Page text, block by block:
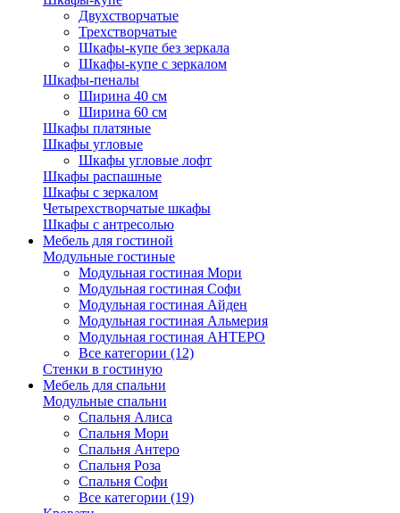
Двухстворчатые
Трехстворчатые
Шкафы-купе без зеркала
Шкафы-купе с зеркалом
Шкафы-пеналы
Ширина 40 см
Ширина 60 см
Шкафы платяные
Шкафы угловые
Шкафы угловые лофт
Шкафы распашные
Шкафы с зеркалом
Четырехстворчатые шкафы
Шкафы с антресолью
Мебель для гостиной
Модульные гостиные
Модульная гостиная Мори
Модульная гостиная Софи
Модульная гостиная Айден
Модульная гостиная Альмерия
Модульная гостиная АНТЕРО
Все категории (12)
Стенки в гостиную
Мебель для спальни
Модульные спальни
Спальня Алиса
Спальня Мори
Спальня Антеро
Спальня Роза
Спальня Софи
Все категории (19)